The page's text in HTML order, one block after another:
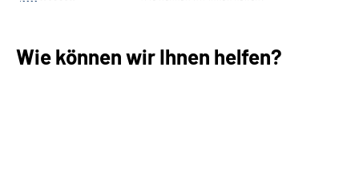
Online-Services
Beratung und Kontakt
Wie können wir Ihnen helfen?